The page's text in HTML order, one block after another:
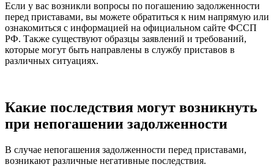
Если у вас возникли вопросы по погашению задолженности
перед приставами, вы можете обратиться к ним напрямую или
ознакомиться с информацией на официальном сайте ФССП
РФ. Также существуют образцы заявлений и требований,
которые могут быть направлены в службу приставов в
различных ситуациях.
Какие последствия могут возникнуть
при непогашении задолженности
В случае непогашения задолженности перед приставами,
возникают различные негативные последствия.